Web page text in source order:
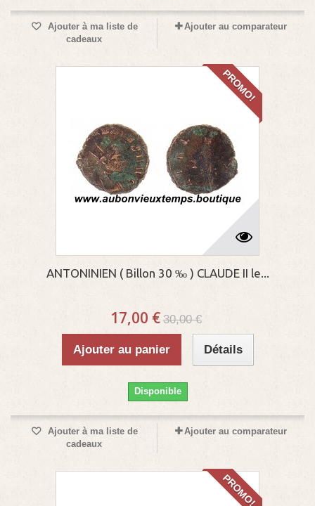
Ajouter à ma liste de
cadeaux
Ajouter au comparateur
PROMO!
ANTONINIEN ( Billon 30 ‰ ) CLAUDE II le...
17,00 € 30,00 €
Ajouter au panier Détails
Disponible
Ajouter à ma liste de
cadeaux
Ajouter au comparateur
PROMO!